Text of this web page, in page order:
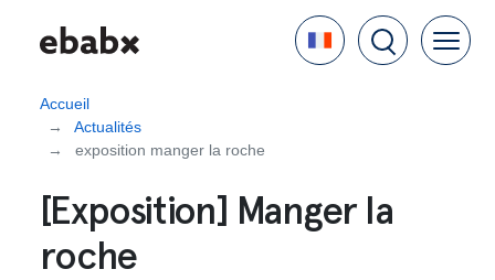
contenu
Language
Accueil
Actualités
exposition manger la roche
[Exposition] Manger la
roche